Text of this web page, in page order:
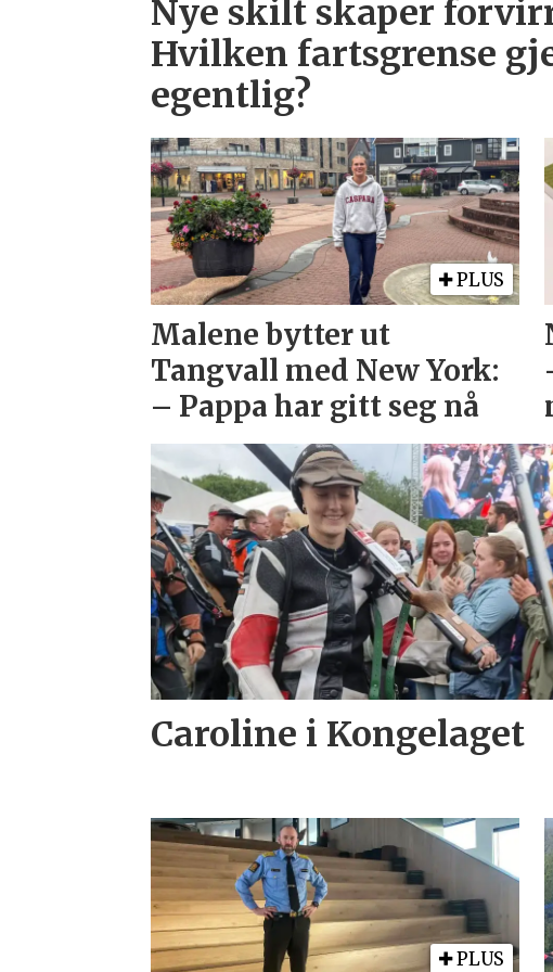
Nye skilt skaper
Hvilken fartsgrense
egentlig?
PLUS
Malene bytter ut
Tangvall med New York:
– Pappa har gitt seg nå
Caroline i Kongelaget
PLUS